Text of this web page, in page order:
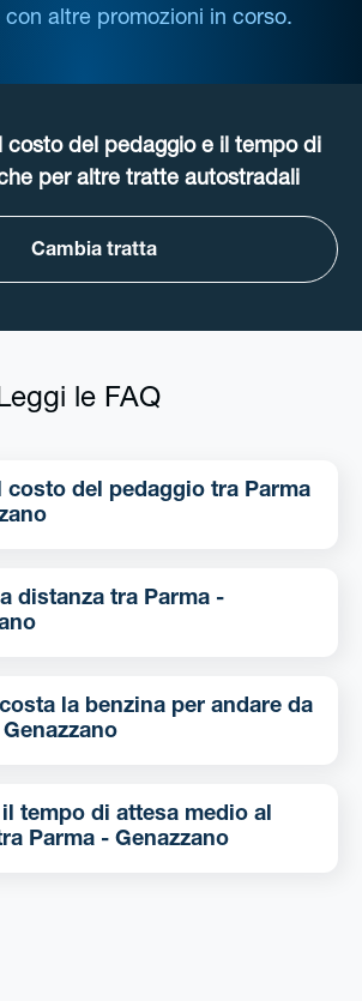
altre promozioni in corso.
costo del pedaggio e il tempo di
per altre tratte autostradali
Cambia tratta
le FAQ
del pedaggio tra Parma
tra Parma -
la benzina per andare da
il tempo di attesa medio al
casello tra Parma - Genazzano